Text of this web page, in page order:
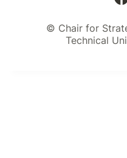
© Chair for
Technical